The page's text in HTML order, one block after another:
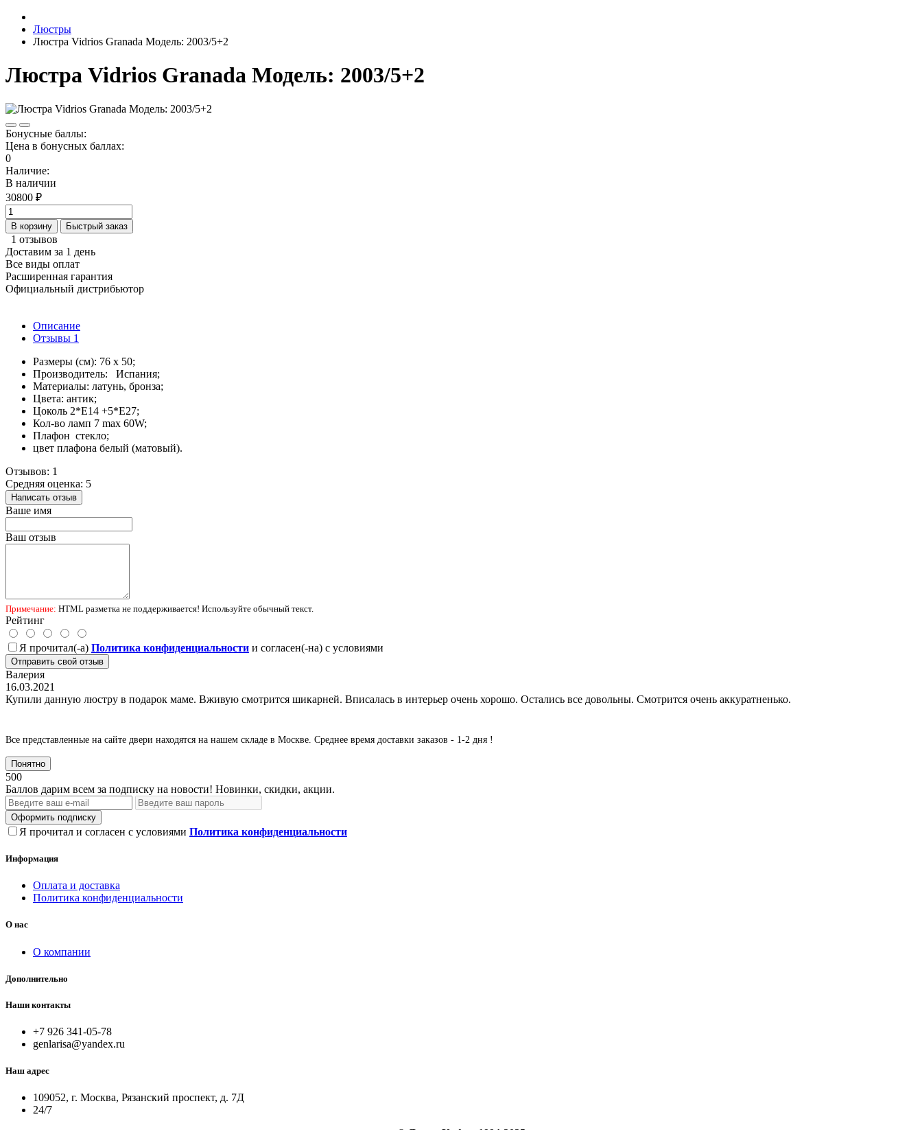
Люстры
Люстра Vidrios Granada Модель: 2003/5+2
Люстра Vidrios Granada Модель: 2003/5+2
Бонусные баллы:
Цена в бонусных баллах:
0
Наличие:
В наличии
30800 ₽
В корзину Быстрый заказ
1 отзывов
Доставим за 1 день
Все виды оплат
Расширенная гарантия
Официальный дистрибьютор
Описание
Отзывы 1
Размеры (см): 76 x 50;
Производитель: Испания;
Материалы: латунь, бронза;
Цвета: антик;
Цоколь 2*Е14 +5*E27;
Кол-во ламп 7 max 60W;
Плафон стекло;
цвет плафона белый (матовый).
Отзывов: 1
Средняя оценка: 5
Написать отзыв
Ваше имя
Ваш отзыв
Примечание: HTML разметка не поддерживается! Используйте обычный текст.
Рейтинг
Я прочитал(-а) Политика конфиденциальности и согласен(-на) с условиями
Отправить свой отзыв
Валерия
16.03.2021
Купили данную люстру в подарок маме. Вживую смотрится шикарней. Вписалась в интерьер очень хорошо. Остались все довольны. Смотрится очень аккуратненько.
Все представленные на сайте двери находятся на нашем складе в Москве. Среднее время доставки заказов - 1-2 дня !
Понятно
500
Баллов дарим всем за подписку на новости! Новинки, скидки, акции.
Оформить подписку
Я прочитал и согласен с условиями Политика конфиденциальности
Информация
Оплата и доставка
Политика конфиденциальности
О нас
О компании
Дополнительно
Наши контакты
+7 926 341-05-78
genlarisa@yandex.ru
Наш адрес
109052, г. Москва, Рязанский проспект, д. 7Д
24/7